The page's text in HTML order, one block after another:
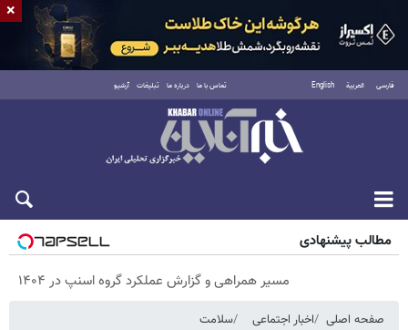
فارسی العربية English تماس با ما درباره ما تبلیغات آرشیو
پنجشنبه ۱۵ مرداد ۱۴۰۵
مطالب پیشنهادی
مسیر همراهی و گزارش عملکرد گروه اسنپ در ۱۴۰۴
صفحه اصلی اخبار اجتماعی سلامت
×